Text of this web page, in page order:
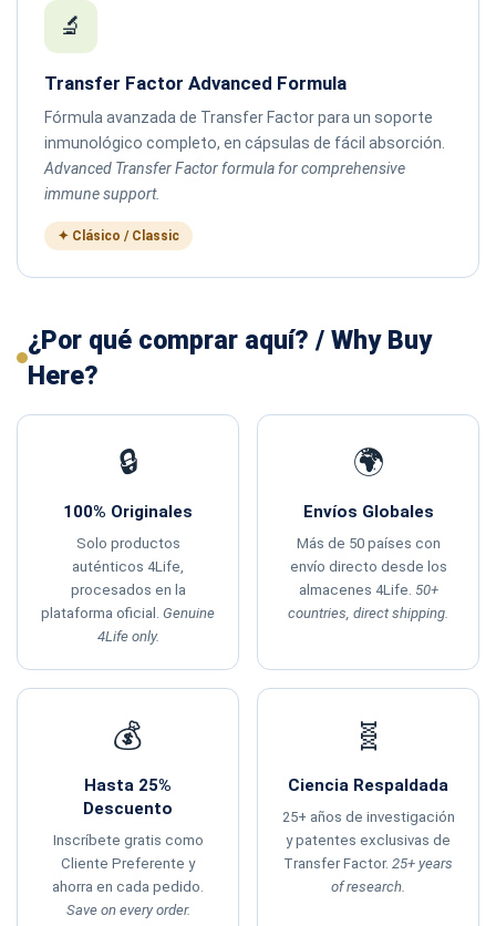
🔬
Transfer Factor Advanced Formula
Fórmula avanzada de Transfer Factor para un soporte
inmunológico completo, en cápsulas de fácil absorción.
Advanced Transfer Factor formula for comprehensive
immune support.
✦ Clásico / Classic
¿Por qué comprar aquí? / Why Buy
Here?
🔒
100% Originales
Solo productos
auténticos 4Life,
procesados en la
plataforma oficial. Genuine
4Life only.
🌍
Envíos Globales
Más de 50 países con
envío directo desde los
almacenes 4Life. 50+
countries, direct shipping.
💰
Hasta 25%
Descuento
Inscríbete gratis como
Cliente Preferente y
ahorra en cada pedido.
Save on every order.
🧬
Ciencia Respaldada
25+ años de investigación
y patentes exclusivas de
Transfer Factor. 25+ years
of research.